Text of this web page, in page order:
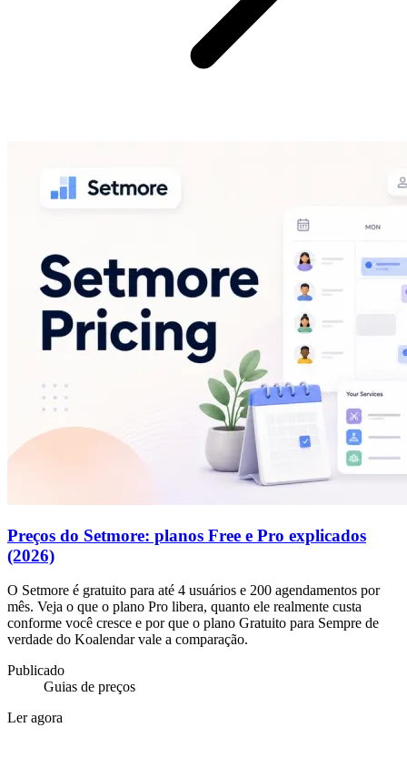
Preços do Setmore: planos Free e Pro explicados
(2026)
O Setmore é gratuito para até 4 usuários e 200 agendamentos por
mês. Veja o que o plano Pro libera, quanto ele realmente custa
conforme você cresce e por que o plano Gratuito para Sempre de
verdade do Koalendar vale a comparação.
Publicado
Guias de preços
Ler agora